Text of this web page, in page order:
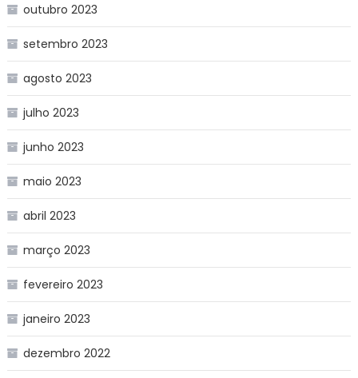
outubro 2023
setembro 2023
agosto 2023
julho 2023
junho 2023
maio 2023
abril 2023
março 2023
fevereiro 2023
janeiro 2023
dezembro 2022